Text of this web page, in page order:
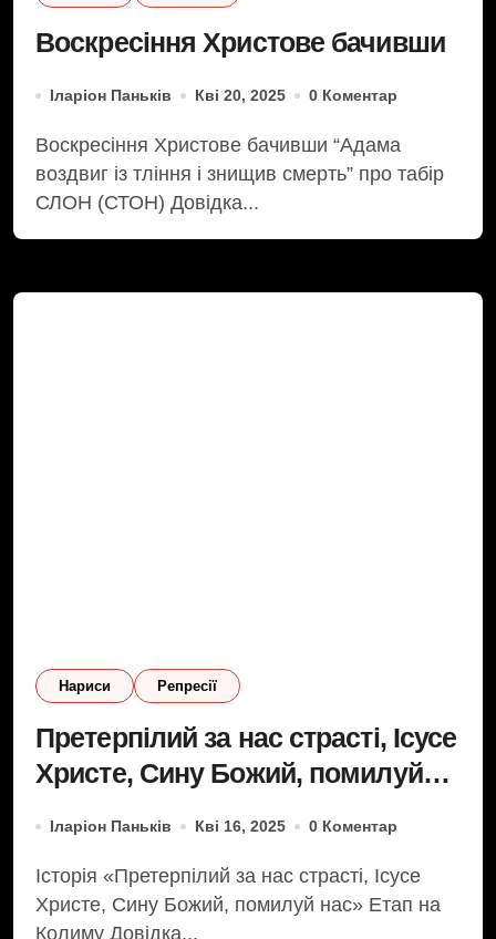
Воскресіння Христове бачивши
Іларіон Паньків Кві 20, 2025 0 Коментар
Воскресіння Христове бачивши “Адама
воздвиг із тління і знищив смерть” про табір
СЛОН (СТОН) Довідка...
Нариси Репресії
Претерпілий за нас страсті, Ісусе
Христе, Сину Божий, помилуй
Іларіон Паньків Кві 16, 2025 0 Коментар
Історія «Претерпілий за нас страсті, Ісусе
Христе, Сину Божий, помилуй нас» Етап на
Колиму Довідка...